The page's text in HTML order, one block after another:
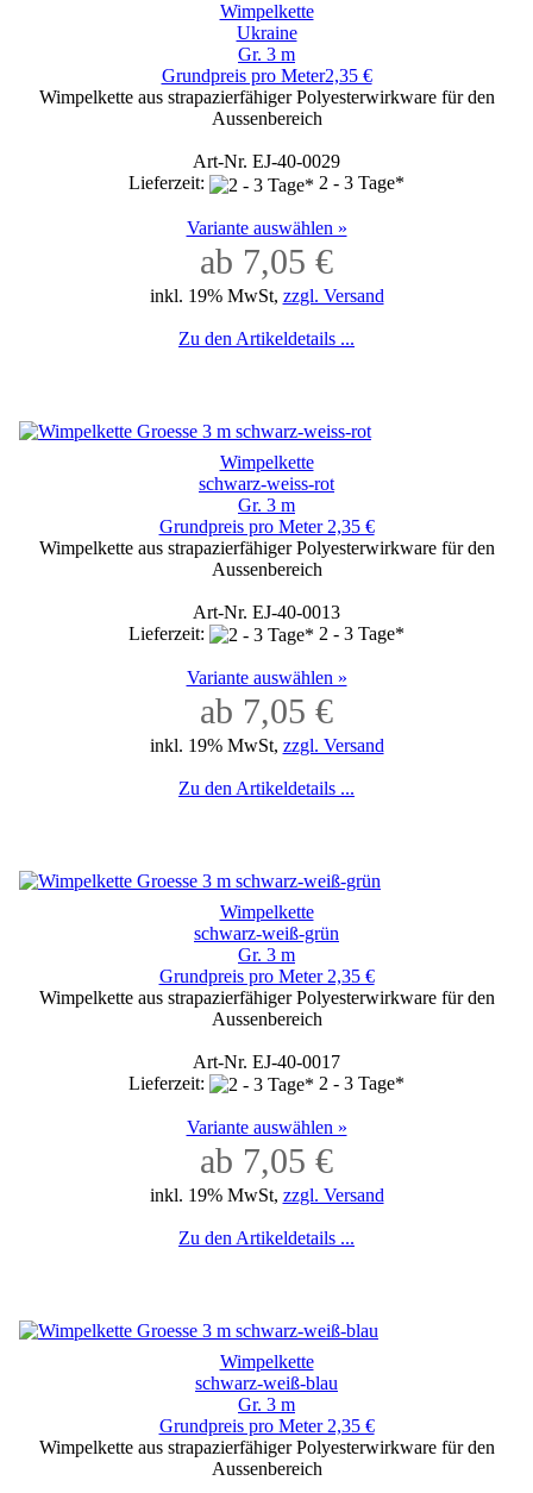
Wimpelkette
Ukraine
Gr. 3 m
Grundpreis pro Meter2,35 €
Wimpelkette aus strapazierfähiger Polyesterwirkware für den
Aussenbereich
Art-Nr. EJ-40-0029
Lieferzeit:
2 - 3 Tage*
Variante auswählen »
ab 7,05 €
inkl. 19% MwSt, zzgl. Versand
Zu den Artikeldetails ...
Wimpelkette
schwarz-weiss-rot
Gr. 3 m
Grundpreis pro Meter 2,35 €
Wimpelkette aus strapazierfähiger Polyesterwirkware für den
Aussenbereich
Art-Nr. EJ-40-0013
Lieferzeit:
2 - 3 Tage*
Variante auswählen »
ab 7,05 €
inkl. 19% MwSt, zzgl. Versand
Zu den Artikeldetails ...
Wimpelkette
schwarz-weiß-grün
Gr. 3 m
Grundpreis pro Meter 2,35 €
Wimpelkette aus strapazierfähiger Polyesterwirkware für den
Aussenbereich
Art-Nr. EJ-40-0017
Lieferzeit:
2 - 3 Tage*
Variante auswählen »
ab 7,05 €
inkl. 19% MwSt, zzgl. Versand
Zu den Artikeldetails ...
Wimpelkette
schwarz-weiß-blau
Gr. 3 m
Grundpreis pro Meter 2,35 €
Wimpelkette aus strapazierfähiger Polyesterwirkware für den
Aussenbereich